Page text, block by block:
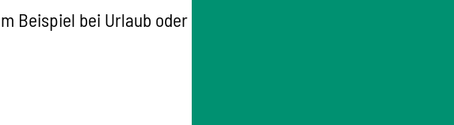
Beispiel bei Urlaub oder wenn Sie studieren oder eine